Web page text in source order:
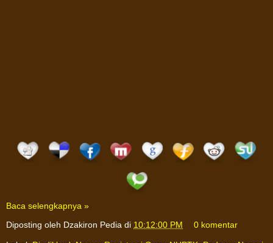
Baca selengkapnya »
Diposting oleh Dzakiron Pedia di 10:12:00 PM 0 komentar